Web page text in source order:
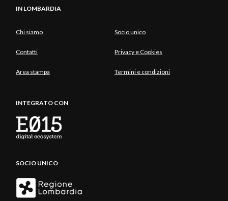
IN LOMBARDIA
Chi siamo Socio unico
Contatti Privacy e Cookies
Area stampa Termini e condizioni
INTEGRATO CON
SOCIO UNICO